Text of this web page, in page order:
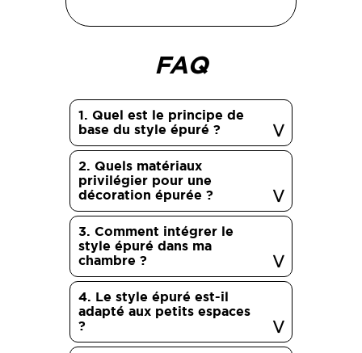
FAQ
1. Quel est le principe de
base du style épuré ?
2. Quels matériaux
privilégier pour une
décoration épurée ?
3. Comment intégrer le
style épuré dans ma
chambre ?
4. Le style épuré est-il
adapté aux petits espaces
?